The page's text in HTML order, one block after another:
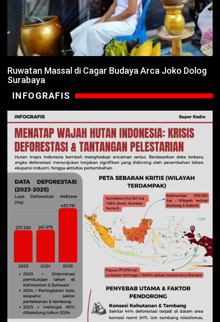
Ruwatan Massal di Cagar Budaya Arca Joko Dolog
Surabaya
INFOGRAFIS